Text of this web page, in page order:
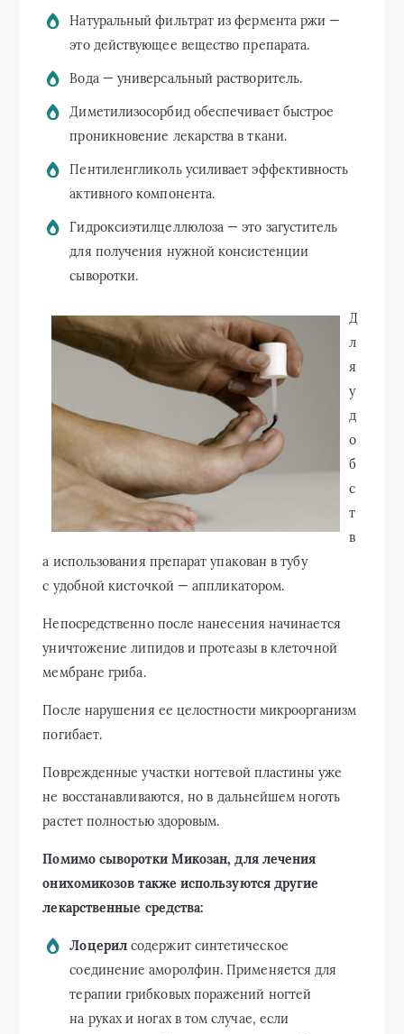
Натуральный фильтрат из фермента ржи —
это действующее вещество препарата.
Вода — универсальный растворитель.
Диметилизосорбид обеспечивает быстрое
проникновение лекарства в ткани.
Пентиленгликоль усиливает эффективность
активного компонента.
Гидроксиэтилцеллюлоза — это загуститель
для получения нужной консистенции
сыворотки.
Д
л
я
у
д
о
б
с
т
в
а использования препарат упакован в тубу
с удобной кисточкой — аппликатором.
Непосредственно после нанесения начинается
уничтожение липидов и протеазы в клеточной
мембране гриба.
После нарушения ее целостности микроорганизм
погибает.
Поврежденные участки ногтевой пластины уже
не восстанавливаются, но в дальнейшем ноготь
растет полностью здоровым.
Помимо сыворотки Микозан, для лечения
онихомикозов также используются другие
лекарственные средства:
Лоцерилсодержит синтетическое
соединение аморолфин. Применяется для
терапии грибковых поражений ногтей
на руках и ногах в том случае, если